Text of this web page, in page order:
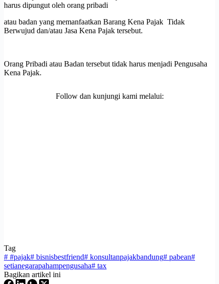
harus dipungut oleh orang pribadi
atau badan yang memanfaatkan Barang Kena Pajak Tidak
Berwujud dan/atau Jasa Kena Pajak tersebut.
Orang Pribadi atau Badan tersebut tidak harus menjadi Pengusaha
Kena Pajak.
Follow dan kunjungi kami melalui:
Tag
# #pajak# bisnisbestfriend# konsultanpajakbandung# pabean#
setianegarapahampengusaha# tax
Bagikan artikel ini